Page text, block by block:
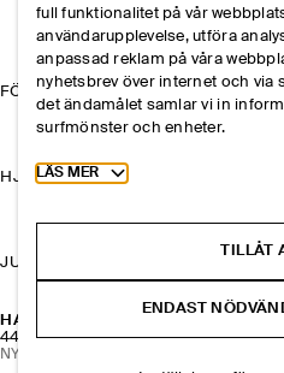
HALSBAND MED PÄRLKLUSTER
440 kr
NYHET
FÖRETAGET
HJÄLP
JURIDISK INFORMATION
full funktionalitet på vår
användarupplevelse, utföra
anpassad reklam på våra
nyhetsbrev över internet och via
det ändamålet samlar vi in
surfmönster och enheter.
Toggle more cookie
LÄS MER
TILLÅT
ENDAST